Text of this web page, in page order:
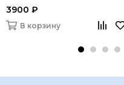
3900 ₽
В корзину